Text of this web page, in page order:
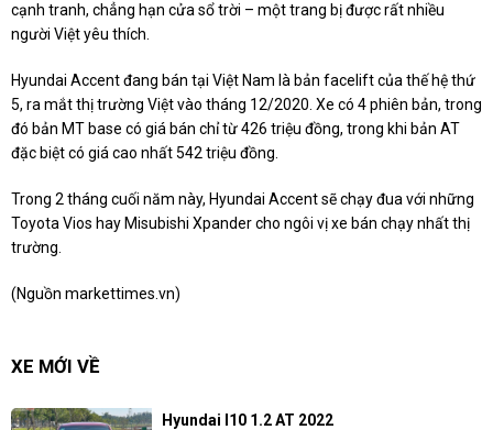
cạnh tranh, chẳng hạn cửa sổ trời – một trang bị được rất nhiều
người Việt yêu thích.
Hyundai Accent đang bán tại Việt Nam là bản facelift của thế hệ thứ
5, ra mắt thị trường Việt vào tháng 12/2020. Xe có 4 phiên bản, trong
đó bản MT base có giá bán chỉ từ 426 triệu đồng, trong khi bản AT
đặc biệt có giá cao nhất 542 triệu đồng.
Trong 2 tháng cuối năm này, Hyundai Accent sẽ chạy đua với những
Toyota Vios hay Misubishi Xpander cho ngôi vị xe bán chạy nhất thị
trường.
(Nguồn markettimes.vn)
XE MỚI VỀ
Hyundai I10 1.2 AT 2022